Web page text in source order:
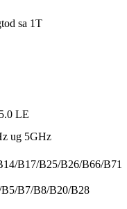
sa 1T
LE
ug 5GHz
B17/B25/B26/B66/B71
B7/B8/B20/B28